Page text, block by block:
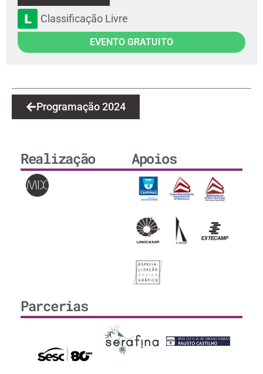
Classificação Livre
EVENTO GRATUITO
Programação 2024
Realização Apoios
Parcerias